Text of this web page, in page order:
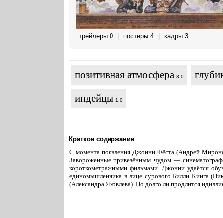
трейлеры 0 постеры 4 кадры 3
позитивная атмосфера 3.0
индейцы 1.0
Краткое содержание
С момента появления Джонни Фёста (Андрей
Завороженные привезённым чудом —
короткометражными фильмами. Джонни удаётся
единомышленника в лице сурового Билли Кинга
(Александра Яковлева). Но долго ли продлится